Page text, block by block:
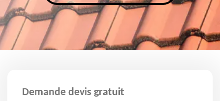
Demande devis gratuit